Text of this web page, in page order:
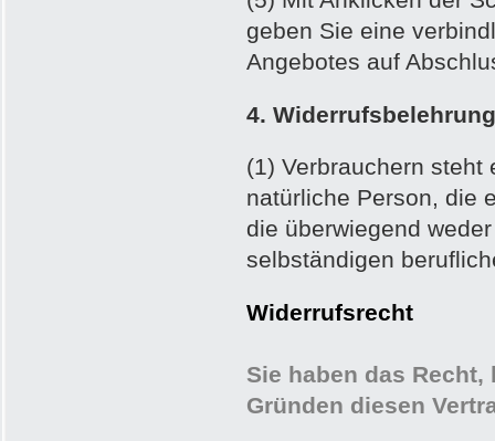
geben Sie eine
Angebotes auf
4.
(1) Verbrauchern steht
natürliche Person, die
die überwiegend
selbständigen
Widerrufsrecht
Sie haben das
Gründen diesen